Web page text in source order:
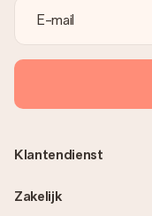
Klantendienst
Zakelijk